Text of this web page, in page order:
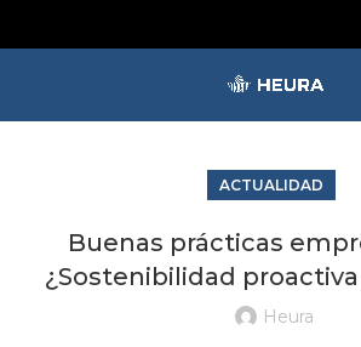
ACTUALIDAD
Buenas prácticas
¿Sostenibilidad
Heura